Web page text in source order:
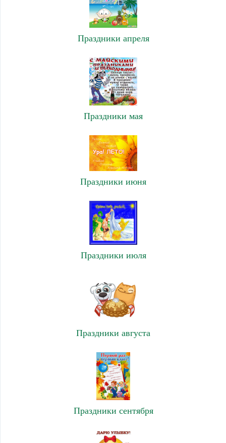
Праздники апреля
Праздники мая
Праздники июня
Праздники июля
Праздники августа
Праздники сентября